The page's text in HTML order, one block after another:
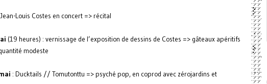
Jean-Louis Costes en concert => récital
(19 heures) : vernissage de l’exposition de dessins de Costes => gâteaux apéritifs
modeste
: Ducktails // Tomutonttu => psyché pop, en coprod avec zérojardins et